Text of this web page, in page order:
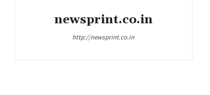
newsprint.co.in
http://newsprint.co.in